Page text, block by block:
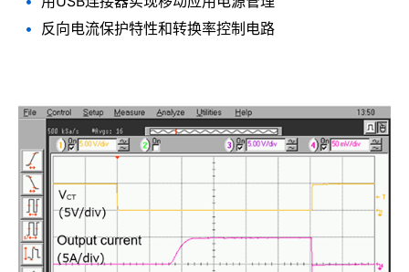
反向电流保护特性和转换率控制电路